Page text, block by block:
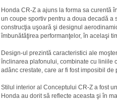
Honda CR-Z a ajuns la forma sa curentă
un coupe sportiv pentru a doua decadă
construcţia uşoară şi designul
îmbunătăţirea performanţelor, în acelaşi
Design-ul prezintă caracteristici ale
înclinarea plafonului, combinate cu liniile
adânc crestate, care ar fi fost imposibil
Stilul interior al Conceptului CR-Z a fost
Honda au dorit să reflecte aceasta şi în